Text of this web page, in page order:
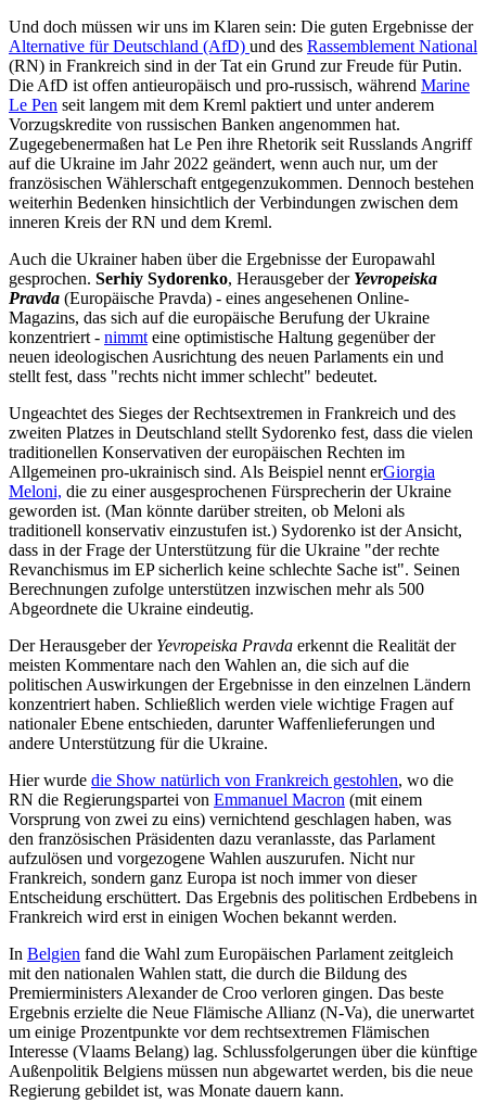
Und doch müssen wir uns im Klaren sein: Die guten Ergebnisse der
Alternative für Deutschland (AfD) und des Rassemblement National
(RN) in Frankreich sind in der Tat ein Grund zur Freude für Putin.
Die AfD ist offen antieuropäisch und pro-russisch, während Marine
Le Pen seit langem mit dem Kreml paktiert und unter anderem
Vorzugskredite von russischen Banken angenommen hat.
Zugegebenermaßen hat Le Pen ihre Rhetorik seit Russlands Angriff
auf die Ukraine im Jahr 2022 geändert, wenn auch nur, um der
französischen Wählerschaft entgegenzukommen. Dennoch bestehen
weiterhin Bedenken hinsichtlich der Verbindungen zwischen dem
inneren Kreis der RN und dem Kreml.
Auch die Ukrainer haben über die Ergebnisse der Europawahl
gesprochen. Serhiy Sydorenko, Herausgeber der Yevropeiska
Pravda (Europäische Pravda) - eines angesehenen Online-
Magazins, das sich auf die europäische Berufung der Ukraine
konzentriert - nimmt eine optimistische Haltung gegenüber der
neuen ideologischen Ausrichtung des neuen Parlaments ein und
stellt fest, dass "rechts nicht immer schlecht" bedeutet.
Ungeachtet des Sieges der Rechtsextremen in Frankreich und des
zweiten Platzes in Deutschland stellt Sydorenko fest, dass die vielen
traditionellen Konservativen der europäischen Rechten im
Allgemeinen pro-ukrainisch sind. Als Beispiel nennt erGiorgia
Meloni, die zu einer ausgesprochenen Fürsprecherin der Ukraine
geworden ist. (Man könnte darüber streiten, ob Meloni als
traditionell konservativ einzustufen ist.) Sydorenko ist der Ansicht,
dass in der Frage der Unterstützung für die Ukraine "der rechte
Revanchismus im EP sicherlich keine schlechte Sache ist". Seinen
Berechnungen zufolge unterstützen inzwischen mehr als 500
Abgeordnete die Ukraine eindeutig.
Der Herausgeber der Yevropeiska Pravda erkennt die Realität der
meisten Kommentare nach den Wahlen an, die sich auf die
politischen Auswirkungen der Ergebnisse in den einzelnen Ländern
konzentriert haben. Schließlich werden viele wichtige Fragen auf
nationaler Ebene entschieden, darunter Waffenlieferungen und
andere Unterstützung für die Ukraine.
Hier wurde die Show natürlich von Frankreich gestohlen, wo die
RN die Regierungspartei von Emmanuel Macron (mit einem
Vorsprung von zwei zu eins) vernichtend geschlagen haben, was
den französischen Präsidenten dazu veranlasste, das Parlament
aufzulösen und vorgezogene Wahlen auszurufen. Nicht nur
Frankreich, sondern ganz Europa ist noch immer von dieser
Entscheidung erschüttert. Das Ergebnis des politischen Erdbebens in
Frankreich wird erst in einigen Wochen bekannt werden.
In Belgien fand die Wahl zum Europäischen Parlament zeitgleich
mit den nationalen Wahlen statt, die durch die Bildung des
Premierministers Alexander de Croo verloren gingen. Das beste
Ergebnis erzielte die Neue Flämische Allianz (N-Va), die unerwartet
um einige Prozentpunkte vor dem rechtsextremen Flämischen
Interesse (Vlaams Belang) lag. Schlussfolgerungen über die künftige
Außenpolitik Belgiens müssen nun abgewartet werden, bis die neue
Regierung gebildet ist, was Monate dauern kann.